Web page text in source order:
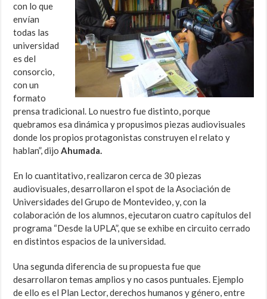
con lo que
envían
todas las
universidad
es del
consorcio,
con un
formato
prensa tradicional. Lo nuestro fue distinto, porque
quebramos esa dinámica y propusimos piezas audiovisuales
donde los propios protagonistas construyen el relato y
hablan”, dijoAhumada.
En lo cuantitativo, realizaron cerca de 30 piezas
audiovisuales, desarrollaron el spot de la Asociación de
Universidades del Grupo de Montevideo, y, con la
colaboración de los alumnos, ejecutaron cuatro capítulos del
programa “Desde la UPLA”, que se exhibe en circuito cerrado
en distintos espacios de la universidad.
Una segunda diferencia de su propuesta fue que
desarrollaron temas amplios y no casos puntuales. Ejemplo
de ello es el Plan Lector, derechos humanos y género, entre